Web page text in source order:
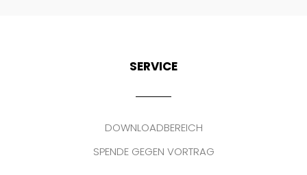
SERVICE
DOWNLOADBEREICH
SPENDE GEGEN VORTRAG